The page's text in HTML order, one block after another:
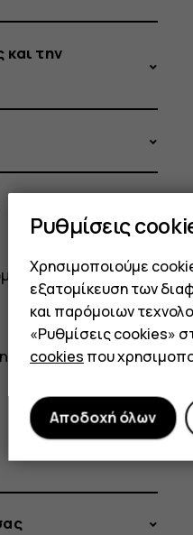
και την
κινητής
Ρυθμίσεις
Χρησιμοποιούμε
εξατομίκευση των
και παρόμοιων
«Ρυθμίσεις cookies»
cookies που
Αποδοχή όλων